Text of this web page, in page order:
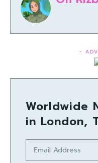
-
Worldwide
in London,